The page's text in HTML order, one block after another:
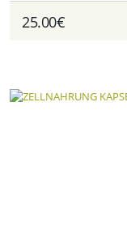
25.00€